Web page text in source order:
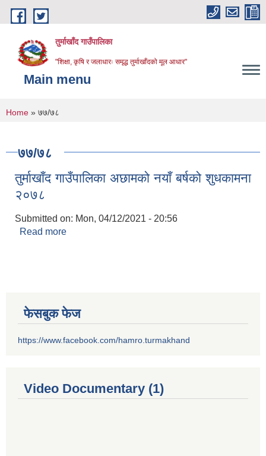
Skip to main content
तुर्माखाँद गाउँपालिका
"शिक्षा, कृषि र जलाधारः समृद्ध तुर्माखाँदको मूल आधार"
Main menu
You are here
Home » ७७/७८
७७/७८
तुर्माखाँद गाउँपालिका अछामको नयाँ बर्षको शुधकामना
२०७८
Submitted on: Mon, 04/12/2021 - 20:56
Read more
फेसबुक फेज
https://www.facebook.com/hamro.turmakhand
Video Documentary (1)